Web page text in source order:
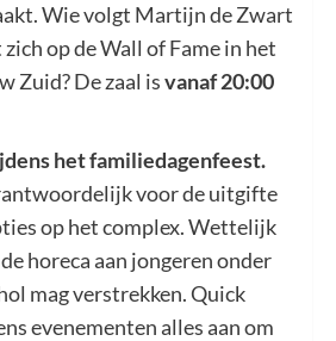
Wie volgt Martijn de Zwart
op de Wall of Fame in het
Zuid? De zaal isvanaf 20:00
het familiedagenfeest.
voor de uitgifte
op het complex. Wettelijk
horeca aan jongeren onder
mag verstrekken. Quick
evenementen alles aan om